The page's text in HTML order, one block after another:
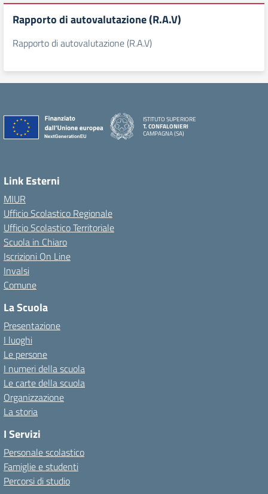
Rapporto di autovalutazione (R.A.V)
Rapporto di autovalutazione (R.A.V)
ISTITUTO SUPERIORE
T. CONFALONIERI
CAMPAGNA (SA)
Link Esterni
MIUR
Ufficio Scolastico Regionale
Ufficio Scolastico Territoriale
Scuola in Chiaro
Iscrizioni On Line
Invalsi
Comune
La Scuola
Presentazione
I luoghi
Le persone
I numeri della scuola
Le carte della scuola
Organizzazione
La storia
I Servizi
Personale scolastico
Famiglie e studenti
Percorsi di studio